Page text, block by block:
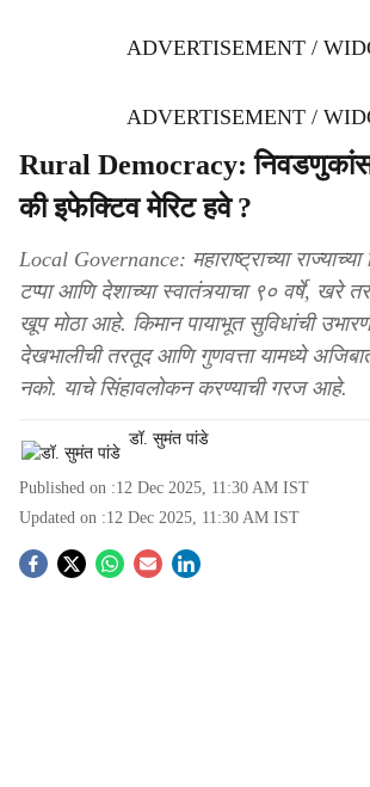
ADVERTISEMENT /
ADVERTISEMENT /
Rural Democracy:
की इफेक्टिव मेरिट हवे ?
Local Governance: महाराष्ट्राच्या राज्याच्या
टप्पा आणि देशाच्या स्वातंत्र्याचा ९० वर्षे, खरे
खूप मोठा आहे. किमान पायाभूत सुविधांची
देखभालीची तरतूद आणि गुणवत्ता यामध्ये
नको. याचे सिंहावलोकन करण्याची गरज आहे.
डॉ. सुमंत पांडे
Published on :12 Dec 2025, 11:30 AM IST
Updated on :12 Dec 2025, 11:30 AM IST
S